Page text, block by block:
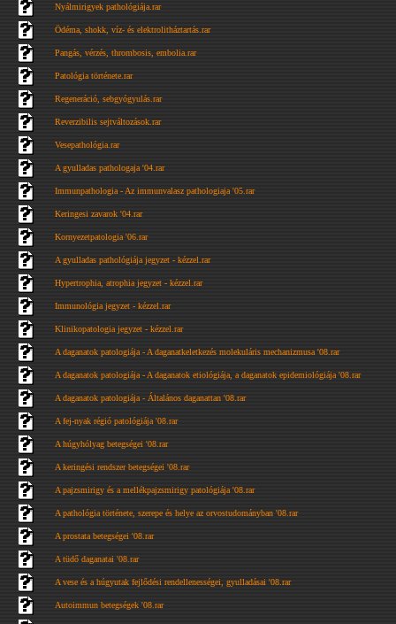
Nyálmirigyek pathológiája.rar
Ödéma, shokk, víz- és elektrolitháztartás.rar
Pangás, vérzés, thrombosis, embolia.rar
Patológia története.rar
Regeneráció, sebgyógyulás.rar
Reverzibilis sejtváltozások.rar
Vesepathológia.rar
A gyulladas pathologaja '04.rar
Immunpathologia - Az immunvalasz pathologiaja '05.rar
Keringesi zavarok '04.rar
Kornyezetpatologia '06.rar
A gyulladas pathológiája jegyzet - kézzel.rar
Hypertrophia, atrophia jegyzet - kézzel.rar
Immunológia jegyzet - kézzel.rar
Klinikopatologia jegyzet - kézzel.rar
A daganatok patologiája - A daganatkeletkezés molekuláris mechanizmusa '08.rar
A daganatok patologiája - A daganatok etiológiája, a daganatok epidemiológiája '08.rar
A daganatok patologiája - Általános daganattan '08.rar
A fej-nyak régió patológiája '08.rar
A húgyhólyag betegségei '08.rar
A keringési rendszer betegségei '08.rar
A pajzsmirigy és a mellékpajzsmirigy patológiája '08.rar
A pathológia története, szerepe és helye az orvostudományban '08.rar
A prostata betegségei '08.rar
A tüdő daganatai '08.rar
A vese és a húgyutak fejlődési rendellenességei, gyulladásai '08.rar
Autoimmun betegségek '08.rar